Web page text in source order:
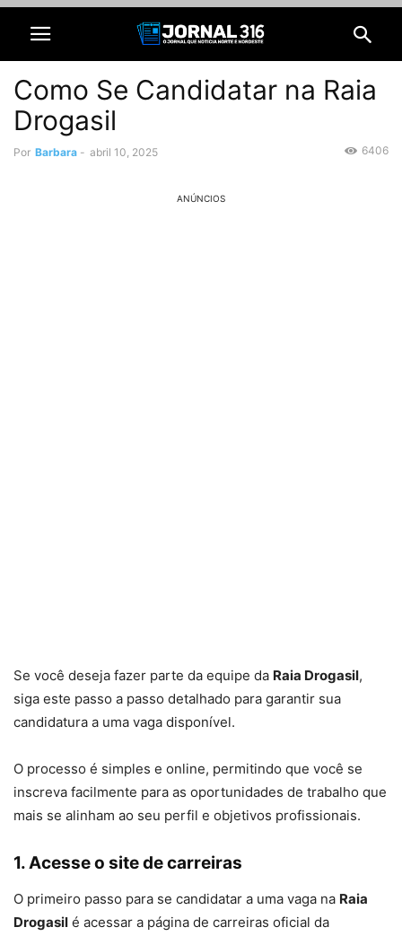
Como Se Candidatar na Raia
Drogasil
Por Barbara - abril 10, 2025 6406
ANÚNCIOS
Se você deseja fazer parte da equipe da Raia Drogasil,
siga este passo a passo detalhado para garantir sua
candidatura a uma vaga disponível.
O processo é simples e online, permitindo que você se
inscreva facilmente para as oportunidades de trabalho que
mais se alinham ao seu perfil e objetivos profissionais.
1.Acesse o site de carreiras
O primeiro passo para se candidatar a uma vaga na Raia
Drogasil é acessar a página de carreiras oficial da